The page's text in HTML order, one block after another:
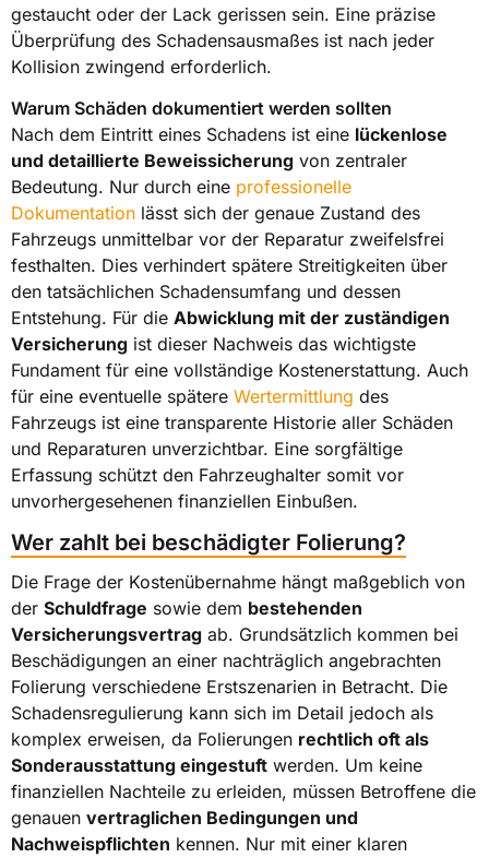
gestaucht oder der Lack gerissen sein. Eine präzise
Überprüfung des Schadensausmaßes ist nach jeder
Kollision zwingend erforderlich.
Warum Schäden dokumentiert werden sollten
Nach dem Eintritt eines Schadens ist eine lückenlose
und detaillierte Beweissicherung von zentraler
Bedeutung. Nur durch eine professionelle
Dokumentation lässt sich der genaue Zustand des
Fahrzeugs unmittelbar vor der Reparatur zweifelsfrei
festhalten. Dies verhindert spätere Streitigkeiten über
den tatsächlichen Schadensumfang und dessen
Entstehung. Für die Abwicklung mit der zuständigen
Versicherung ist dieser Nachweis das wichtigste
Fundament für eine vollständige Kostenerstattung. Auch
für eine eventuelle spätere Wertermittlung des
Fahrzeugs ist eine transparente Historie aller Schäden
und Reparaturen unverzichtbar. Eine sorgfältige
Erfassung schützt den Fahrzeughalter somit vor
unvorhergesehenen finanziellen Einbußen.
Wer zahlt bei beschädigter Folierung?
Die Frage der Kostenübernahme hängt maßgeblich von
der Schuldfrage sowie dem bestehenden
Versicherungsvertrag ab. Grundsätzlich kommen bei
Beschädigungen an einer nachträglich angebrachten
Folierung verschiedene Erstszenarien in Betracht. Die
Schadensregulierung kann sich im Detail jedoch als
komplex erweisen, da Folierungen rechtlich oft als
Sonderausstattung eingestuft werden. Um keine
finanziellen Nachteile zu erleiden, müssen Betroffene die
genauen vertraglichen Bedingungen und
Nachweispflichten kennen. Nur mit einer klaren